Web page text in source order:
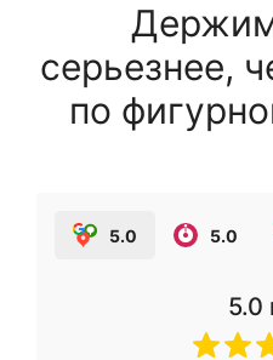
серьезнее,
по
5.0 5.0
5.0